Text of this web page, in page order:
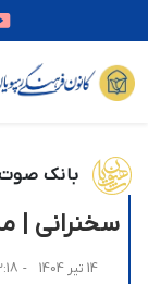
بانک
سخنرانی |
14 تیر 1404 - 3:18 ب.ظ